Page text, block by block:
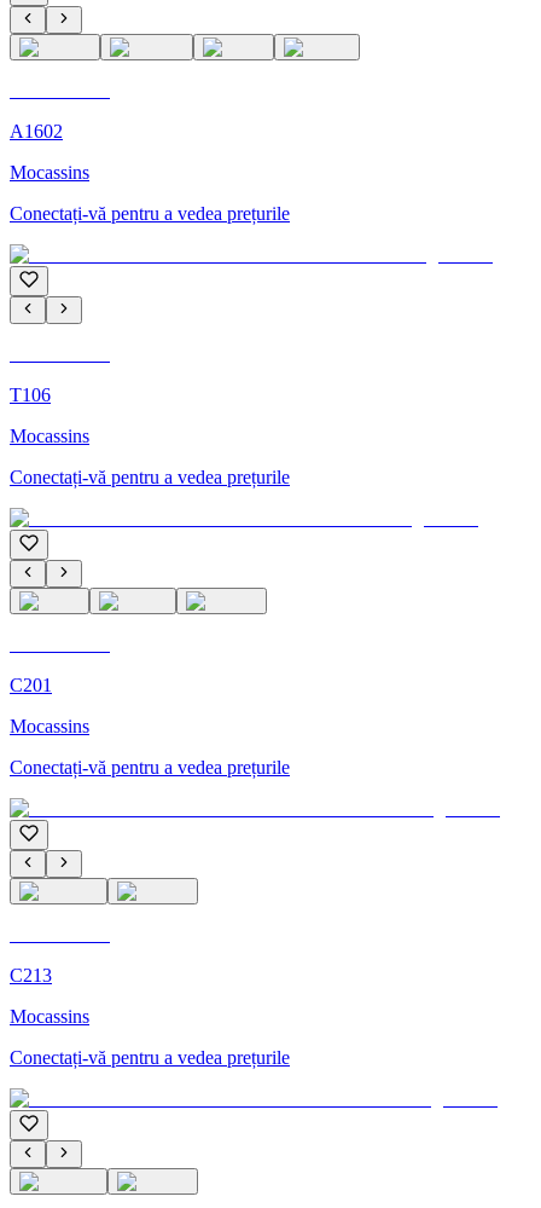
A1602
Mocassins
Conectați-vă pentru a vedea prețurile
T106
Mocassins
Conectați-vă pentru a vedea prețurile
C201
Mocassins
Conectați-vă pentru a vedea prețurile
C213
Mocassins
Conectați-vă pentru a vedea prețurile